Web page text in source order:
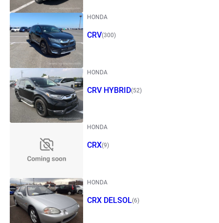
HONDA
CRV(300)
HONDA
CRV HYBRID(52)
HONDA
CRX(9)
HONDA
CRX DELSOL(6)